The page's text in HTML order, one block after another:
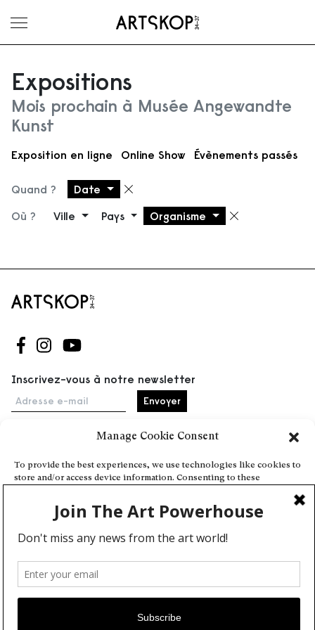
Manage Cookie Consent
To provide the best experiences, we use technologies like cookies to
store and/or access device information. Consenting to these
or unique IDs on this site. Not consenting or withdrawing consent,
may adversely affect certain features and functions.
Deny
View preferences
Ouvrir le menu
Expositions
Mois prochain à Musée Angewandte
Kunst
Exposition en ligne Online Show Évènements passés
Quand ? Date Supprimer le filtre
Où ? Ville Pays Organisme
Suivez-nous sur Facebook
Suivez-nous sur Instagram
Suivez-nous sur Youtube
Inscrivez-vous à notre newsletter
Adresse e-mail
Accueil
Événements
À propos
Partenaires
Contact
Conditions générales
Confidentialité et cookies
Communiquer votre événement